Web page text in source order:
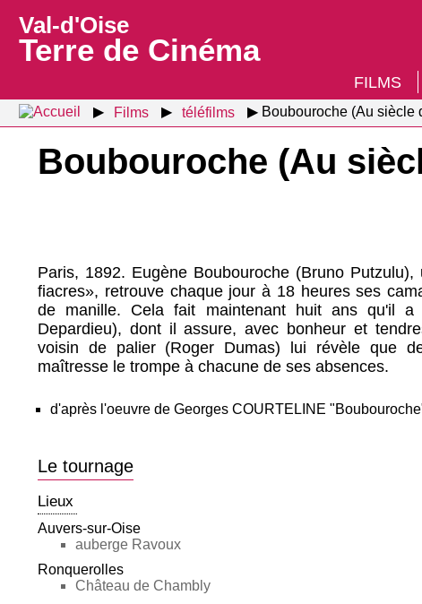
Val-d'Oise
Terre de Cinéma
FILMS
Films téléfilms Boubouroche (Au siècle
Boubouroche (Au
Paris, 1892. Eugène Boubouroche (Bruno
fiacres», retrouve chaque jour à 18 heures ses
de manille. Cela fait maintenant huit ans qu'il a
Depardieu), dont il assure, avec bonheur et
voisin de palier (Roger Dumas) lui révèle que
maîtresse le trompe à chacune de ses absences.
d'après l'oeuvre de Georges COURTELINE
Le tournage
Lieux
Auvers-sur-Oise
auberge Ravoux
Ronquerolles
Château de Chambly